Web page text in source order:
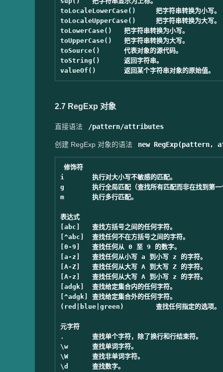
toLocaleLowerCase()	把字符串转换为小写。
toLocaleUpperCase()	把字符串转换为大写。
toLowerCase()	把字符串转换为小写。
toUpperCase()	把字符串转换为大写。
toSource()	代表对象的源代码。
toString()	返回字符串。
2.7 RegExp 对象
直接语法 /pattern/attributes
创建 RegExp 对象的语法 new RegExp(pattern,
修饰符
i	执行对大小写不敏感的匹配。
g	执行全局匹配（查找所有匹配而非在找到第一个匹配后停止）。
m	执行多行匹配。
表达式
[abc]	查找方括号之间的任何字符。
[^abc]	查找任何不在方括号之间的字符。
[0-9]	查找任何从 0 至 9 的数字。
[a-z]	查找任何从小写 a 到小写 z 的字符。
[A-Z]	查找任何从大写 A 到大写 Z 的字符。
[A-z]	查找任何从大写 A 到小写 z 的字符。
[adgk]	查找给定集合内的任何字符。
[^adgk]	查找给定集合外的任何字符。
(red|blue|green)	查找任何指定的选项。
元字符
.	查找单个字符，除了换行和行结束符。
\w	查找单词字符。
\W	查找非单词字符。
\d	查找数字。